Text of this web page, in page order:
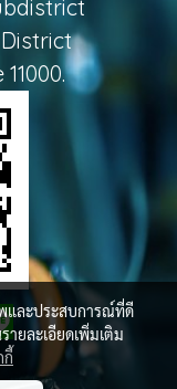
และประสบการณ์ที่ดี
ายละเอียดเพิ่มเติม
กี้